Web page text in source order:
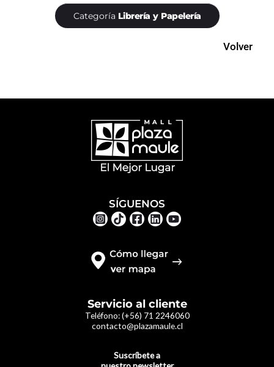
Categoría Librería y Papelería
Volver
Servicio al cliente
Teléfono:(+56) 71 2246060
contacto@plazamaule.cl
SÍGUENOS
Suscríbete a